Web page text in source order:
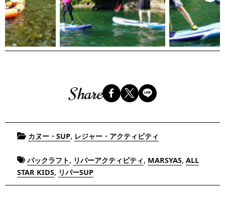
Share
Posted
カヌー・SUP, レジャー・アクティビティ
Tagged
パックラフト, リバーアクティビティ, MARSYAS, ALL
STAR KIDS, リバーSUP